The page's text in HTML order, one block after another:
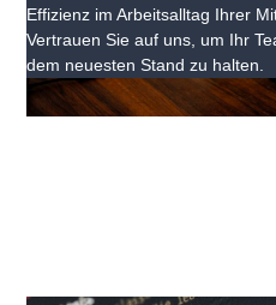
Effizienz im Arbeitsalltag Ihrer
Vertrauen Sie auf uns, um Ihr
dem neuesten Stand zu halten.